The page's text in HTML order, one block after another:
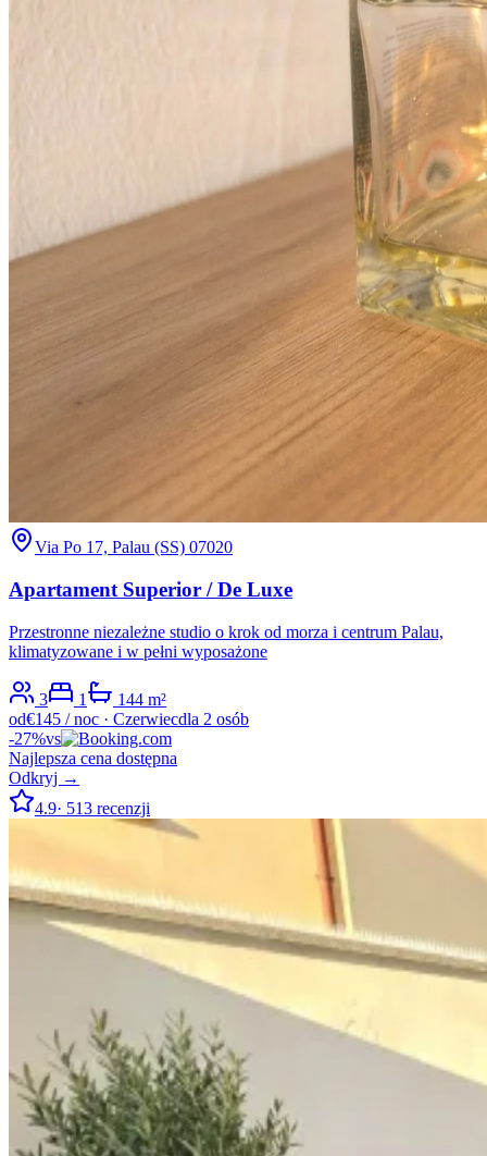
Via Po 17, Palau (SS) 07020
Apartament Superior / De Luxe
Przestronne niezależne studio o krok od morza i centrum Palau,
klimatyzowane i w pełni wyposażone
3 1 144 m²
od€145 / noc · Czerwiecdla 2 osób
-27%vs
Najlepsza cena dostępna
Odkryj →
4.9· 513 recenzji